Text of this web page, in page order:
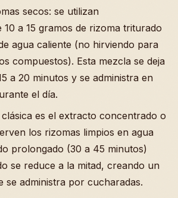
secos: se utilizan
10 a 15 gramos de rizoma triturado
agua caliente (no hirviendo para
compuestos). Esta mezcla se deja
a 20 minutos y se administra en
el día.
es el extracto concentrado o
los rizomas limpios en agua
prolongado (30 a 45 minutos)
se reduce a la mitad, creando un
se administra por cucharadas.